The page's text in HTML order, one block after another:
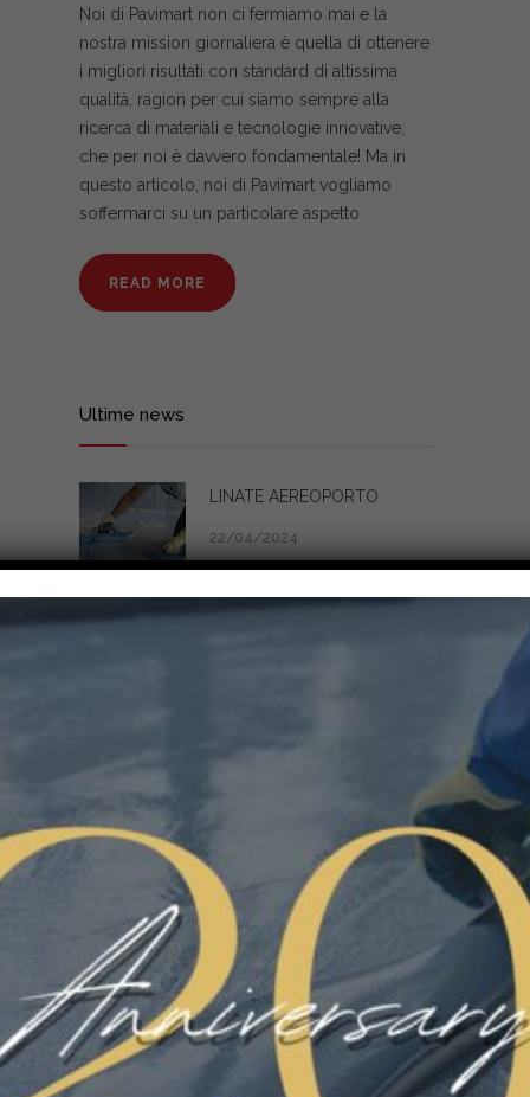
Noi di Pavimart non ci fermiamo mai e la
nostra mission giornaliera è quella di ottenere
i migliori risultati con standard di altissima
qualità, ragion per cui siamo sempre alla
ricerca di materiali e tecnologie innovative,
che per noi è davvero fondamentale! Ma in
questo articolo, noi di Pavimart vogliamo
soffermarci su un particolare aspetto
READ MORE
Ultime news
LINATE AEREOPORTO
22/04/2024
NEWS PARCHEGGI E RAMPE
PAVIMART PAVIMENTAZIONE
PAVIMENTAZIONE INDUSTRIALE
PAVIMENTAZIONI CIVILI
PAVIMENTI ANTISCIVOLO